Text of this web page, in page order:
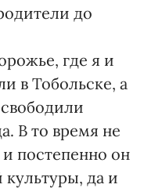
до
где я и
в Тобольске, а
В то время не
постепенно он
да и